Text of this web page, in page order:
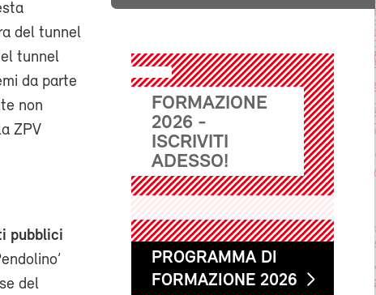
del tunnel
tunnel
da parte
non
ZPV
pubblici
del
FORMAZIONE
2026 -
ISCRIVITI
ADESSO!
PROGRAMMA DI
FORMAZIONE 2026